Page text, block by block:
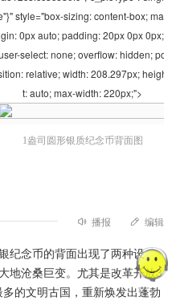
style="box-sizing: content-box; mar
gin: 0px auto; padding: 20px 0px 0px;
select: none; overflow: hidden; po
relative; width: 208.297px; heigh
t: auto; max-width: 220px;">
1盎司圆形银质纪念币背面图
播报 编辑
纪念币的背面出现了两种设
地沧桑巨变。尤其是改革开放3
的文明古国，重新焕发出蓬勃